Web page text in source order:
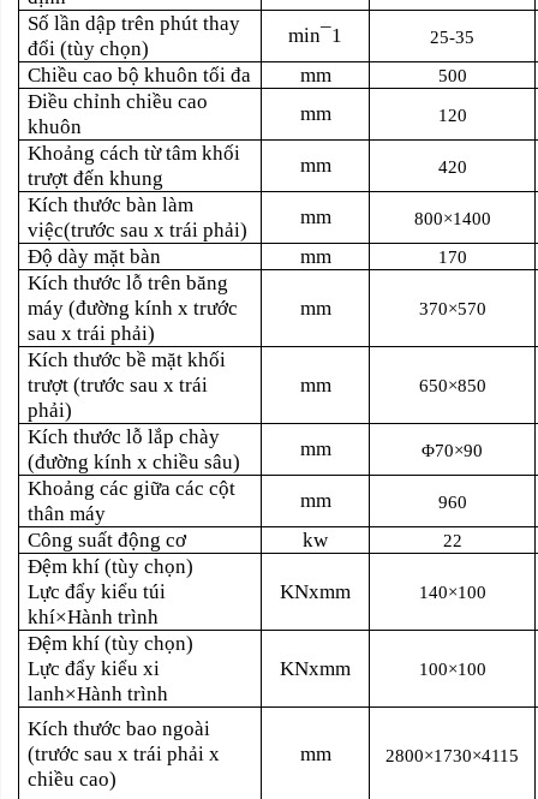
Số lần dập trên phút thay
đổi (tùy chọn)
min¯1 25-35
Chiều cao bộ khuôn tối đa mm 500
Điều chỉnh chiều cao
khuôn
mm 120
Khoảng cách từ tâm khối
trượt đến khung
mm 420
Kích thước bàn làm
việc(trước sau x trái phải)
mm 800×1400
Độ dày mặt bàn mm 170
Kích thước lỗ trên băng
máy (đường kính x trước
sau x trái phải)
mm 370×570
Kích thước bề mặt khối
trượt (trước sau x trái
phải)
mm 650×850
Kích thước lỗ lắp chày
(đường kính x chiều sâu)
mm Φ70×90
Khoảng các giữa các cột
thân máy
mm 960
Công suất động cơ kw 22
Đệm khí (tùy chọn)
Lực đẩy kiểu túi
khí×Hành trình
KNxmm 140×100
Đệm khí (tùy chọn)
Lực đẩy kiểu xi
lanh×Hành trình
KNxmm 100×100
Kích thước bao ngoài
(trước sau x trái phải x
chiều cao)
mm 2800×1730×4115